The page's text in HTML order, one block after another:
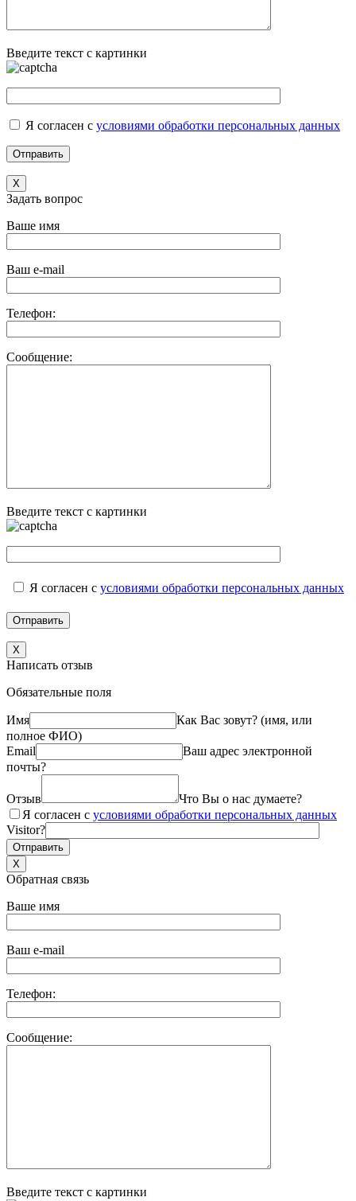
Введите текст с картинки
Я согласен с условиями обработки персональных данных
X
Задать вопрос
Ваше имя
Ваш e-mail
Телефон:
Сообщение:
Введите текст с картинки
Я согласен с условиями обработки персональных данных
X
Написать отзыв
Обязательные поля
Имя
Как Вас зовут? (имя, или
полное ФИО)
Email
Ваш адрес электронной
почты?
Отзыв
Что Вы о нас думаете?
Я согласен с условиями обработки персональных данных
Visitor?
X
Обратная связь
Ваше имя
Ваш e-mail
Телефон:
Сообщение:
Введите текст с картинки